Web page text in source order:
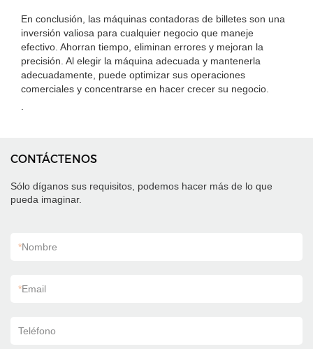
En conclusión, las máquinas contadoras de billetes son una
inversión valiosa para cualquier negocio que maneje
efectivo. Ahorran tiempo, eliminan errores y mejoran la
precisión. Al elegir la máquina adecuada y mantenerla
adecuadamente, puede optimizar sus operaciones
comerciales y concentrarse en hacer crecer su negocio.
CONTÁCTENOS
Sólo díganos sus requisitos, podemos hacer más de lo que
pueda imaginar.
*Nombre
*Email
Teléfono